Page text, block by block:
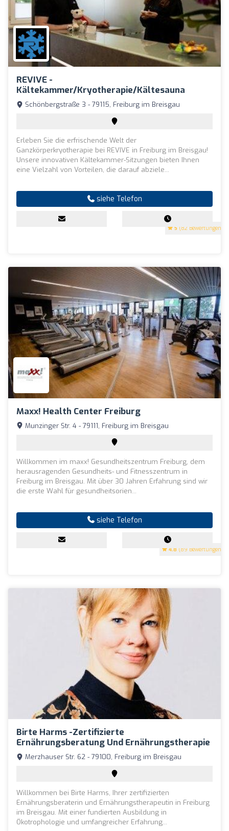
REVIVE -
Kältekammer/Kryotherapie/Kältesauna
5 (82 Bewertungen)
Schönbergstraße 3 - 79115, Freiburg im Breisgau
Erleben Sie die erfrischende Welt der
Ganzkörperkryotherapie bei REVIVE in Freiburg im Breisgau!
Unsere innovativen Kältekammer-Sitzungen bieten Ihnen
eine Vielzahl von Vorteilen, die darauf abziele...
siehe Telefon
Maxx! Health Center Freiburg
4.8 (89 Bewertungen)
Munzinger Str. 4 - 79111, Freiburg im Breisgau
Willkommen im maxx! Gesundheitszentrum Freiburg, dem
herausragenden Gesundheits- und Fitnesszentrum in
Freiburg im Breisgau. Mit über 30 Jahren Erfahrung sind wir
die erste Wahl für gesundheitsorien...
siehe Telefon
Birte Harms -Zertifizierte
Ernährungsberatung Und Ernährungstherapie
Merzhauser Str. 62 - 79100, Freiburg im Breisgau
Willkommen bei Birte Harms, Ihrer zertifizierten
Ernährungsberaterin und Ernährungstherapeutin in Freiburg
im Breisgau. Mit einer fundierten Ausbildung in
Ökotrophologie und umfangreicher Erfahrung...